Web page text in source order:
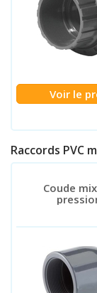
Voir le
Raccords PVC
Coude